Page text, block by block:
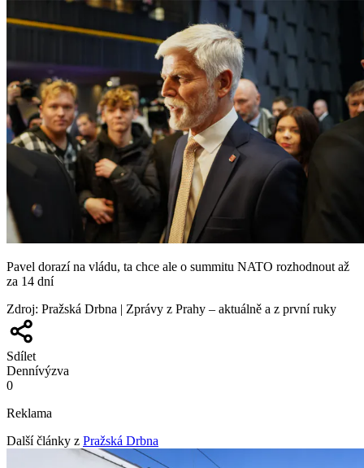
Pavel dorazí na vládu, ta chce ale o summitu NATO rozhodnout až
za 14 dní
Zdroj: Pražská Drbna | Zprávy z Prahy – aktuálně a z první ruky
Sdílet
Dennívýzva
0
Reklama
Další články z Pražská Drbna